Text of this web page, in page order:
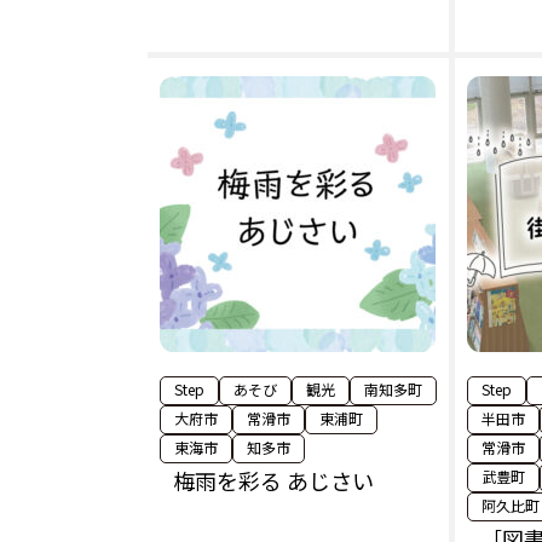
梅雨を彩る あじさい
Step あそび 観光
南知多町
大府市
常滑市
東浦町
東海市
知多市
Step
半田市
常滑市
武豊町
阿久比町